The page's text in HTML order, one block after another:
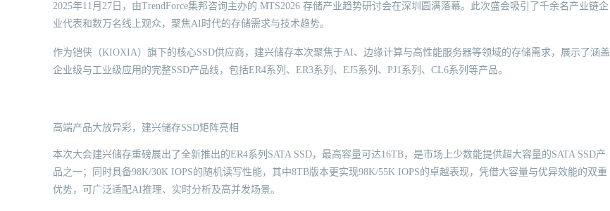
2025年11月27日，由TrendForce集邦咨询主办的 MTS2026 存储产业趋势研讨会在深圳圆满落幕。此次盛会吸引了千余名产业链企
业代表和数万名线上观众，聚焦AI时代的存储需求与技术趋势。
作为铠侠（KIOXIA）旗下的核心SSD供应商，建兴储存本次聚焦于AI、边缘计算与高性能服务器等领域的存储需求，展示了涵盖
企业级与工业级应用的完整SSD产品线，包括ER4系列、ER3系列、EJ5系列、PJ1系列、CL6系列等产品。
高端产品大放异彩，建兴储存SSD矩阵亮相
本次大会建兴储存重磅展出了全新推出的ER4系列SATA SSD，最高容量可达16TB，是市场上少数能提供超大容量的SATA SSD产
品之一；同时具备98K/30K IOPS的随机读写性能，其中8TB版本更实现98K/55K IOPS的卓越表现，凭借大容量与优异效能的双重
优势，可广泛适配AI推理、实时分析及高并发场景。